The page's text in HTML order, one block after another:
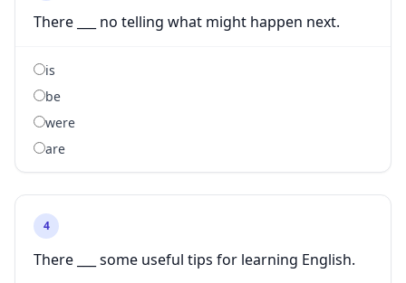
There ___ no telling what might happen next.
is
be
were
are
4
There ___ some useful tips for learning English.